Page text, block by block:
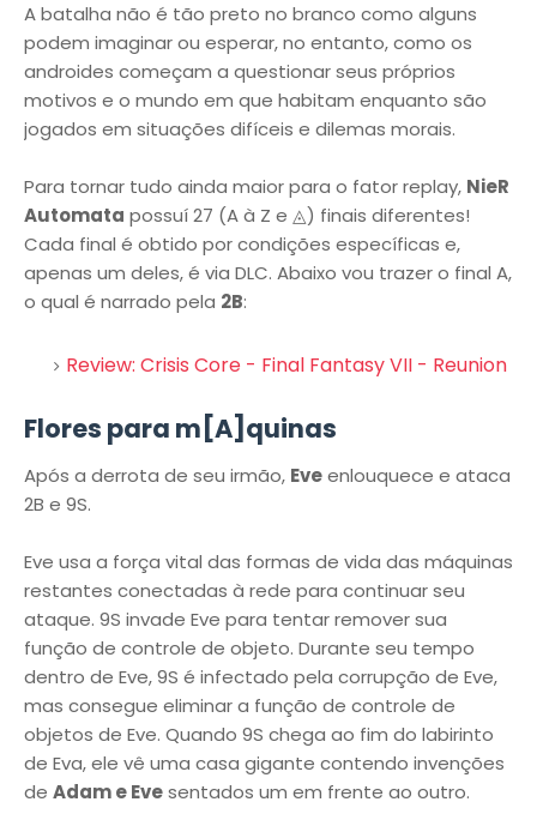
A batalha não é tão preto no branco como alguns
podem imaginar ou esperar, no entanto, como os
androides começam a questionar seus próprios
motivos e o mundo em que habitam enquanto são
jogados em situações difíceis e dilemas morais.
Para tornar tudo ainda maior para o fator replay, NieR
Automata possuí 27 (A à Z e ◬) finais diferentes!
Cada final é obtido por condições específicas e,
apenas um deles, é via DLC. Abaixo vou trazer o final A,
o qual é narrado pela 2B:
Review: Crisis Core - Final Fantasy VII - Reunion
Flores para m[A]quinas
Após a derrota de seu irmão, Eveenlouquece e ataca
2B e 9S.
Eve usa a força vital das formas de vida das máquinas
restantes conectadas à rede para continuar seu
ataque. 9S invade Eve para tentar remover sua
função de controle de objeto. Durante seu tempo
dentro de Eve, 9S é infectado pela corrupção de Eve,
mas consegue eliminar a função de controle de
objetos de Eve. Quando 9S chega ao fim do labirinto
de Eva, ele vê uma casa gigante contendo invenções
de Adam e Evesentados um em frente ao outro.